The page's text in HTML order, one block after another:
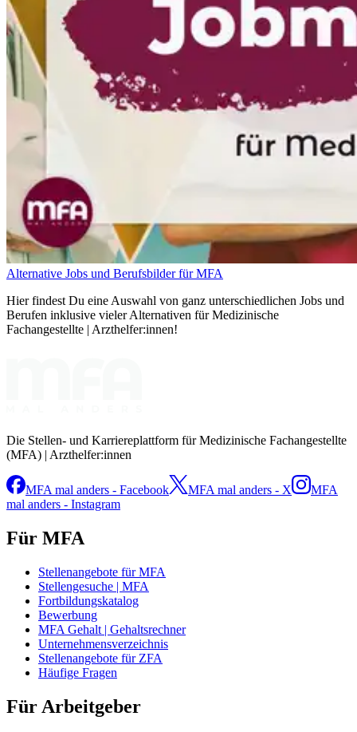
Alternative Jobs und Berufsbilder für MFA
Hier findest Du eine Auswahl von ganz unterschiedlichen Jobs und
Berufen inklusive vieler Alternativen für Medizinische
Fachangestellte | Arzthelfer:innen!
Die Stellen- und Karriereplattform für Medizinische Fachangestellte
(MFA) | Arzthelfer:innen
MFA mal anders - Facebook MFA mal anders - X
MFA
mal anders - Instagram
Für MFA
Stellenangebote für MFA
Stellengesuche | MFA
Fortbildungskatalog
Bewerbung
MFA Gehalt | Gehaltsrechner
Unternehmensverzeichnis
Stellenangebote für ZFA
Häufige Fragen
Für Arbeitgeber